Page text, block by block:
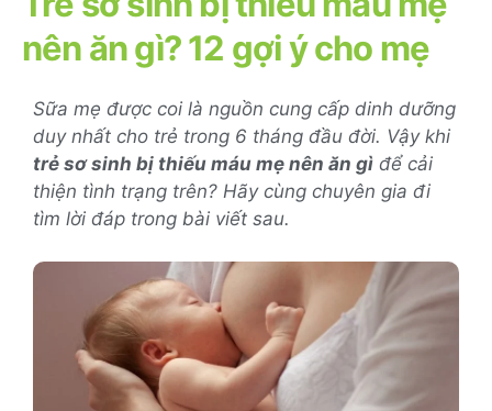
nên ăn gì? 12 gợi ý cho mẹ
Sữa mẹ được coi là nguồn cung cấp dinh dưỡng
duy nhất cho trẻ trong 6 tháng đầu đời. Vậy khi
trẻ sơ sinh bị thiếu máu mẹ nên ăn gì để cải
thiện tình trạng trên? Hãy cùng chuyên gia đi
tìm lời đáp trong bài viết sau.